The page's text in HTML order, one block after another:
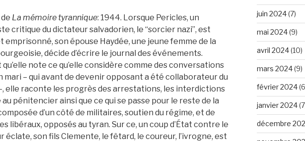
La mémoire tyrannique: 1944. Lorsque Pericles, un
critique du dictateur salvadorien, le “sorcier nazi”, est
emprisonné, son épouse Haydée, une jeune femme de la
décide d’écrire le journal des événements.
qu’elle note ce qu’elle considère comme des conversations
mari – qui avant de devenir opposant a été collaborateur du
elle raconte les progrès des arrestations, les interdictions
pénitencier ainsi que ce qui se passe pour le reste de la
d’un côté de militaires, soutien du régime, et de
libéraux, opposés au tyran. Sur ce, un coup d’État contre le
éclate, son fils Clemente, le fêtard, le coureur, l’ivrogne, est
juin 2024(7)
mai 2024(9)
avril 2024(10)
mars 2024(9)
février 2024
janvier 2024
décembre